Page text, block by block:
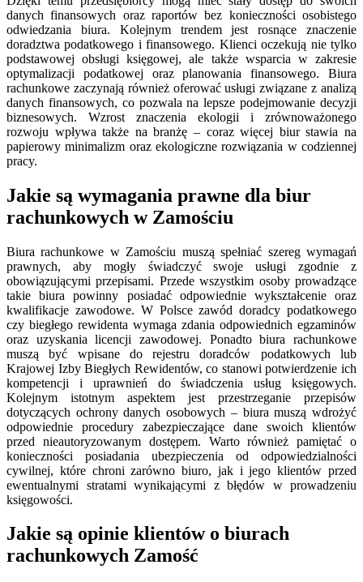
danych finansowych oraz raportów bez konieczności osobistego
odwiedzania biura. Kolejnym trendem jest rosnące znaczenie
doradztwa podatkowego i finansowego. Klienci oczekują nie tylko
podstawowej obsługi księgowej, ale także wsparcia w zakresie
optymalizacji podatkowej oraz planowania finansowego. Biura
rachunkowe zaczynają również oferować usługi związane z analizą
danych finansowych, co pozwala na lepsze podejmowanie decyzji
biznesowych. Wzrost znaczenia ekologii i zrównoważonego
rozwoju wpływa także na branżę – coraz więcej biur stawia na
papierowy minimalizm oraz ekologiczne rozwiązania w codziennej
pracy.
Jakie są wymagania prawne dla biur
rachunkowych w Zamościu
Biura rachunkowe w Zamościu muszą spełniać szereg wymagań
prawnych, aby mogły świadczyć swoje usługi zgodnie z
obowiązującymi przepisami. Przede wszystkim osoby prowadzące
takie biura powinny posiadać odpowiednie wykształcenie oraz
kwalifikacje zawodowe. W Polsce zawód doradcy podatkowego
czy biegłego rewidenta wymaga zdania odpowiednich egzaminów
oraz uzyskania licencji zawodowej. Ponadto biura rachunkowe
muszą być wpisane do rejestru doradców podatkowych lub
Krajowej Izby Biegłych Rewidentów, co stanowi potwierdzenie ich
kompetencji i uprawnień do świadczenia usług księgowych.
Kolejnym istotnym aspektem jest przestrzeganie przepisów
dotyczących ochrony danych osobowych – biura muszą wdrożyć
odpowiednie procedury zabezpieczające dane swoich klientów
przed nieautoryzowanym dostępem. Warto również pamiętać o
konieczności posiadania ubezpieczenia od odpowiedzialności
cywilnej, które chroni zarówno biuro, jak i jego klientów przed
ewentualnymi stratami wynikającymi z błędów w prowadzeniu
księgowości.
Jakie są opinie klientów o biurach
rachunkowych Zamość